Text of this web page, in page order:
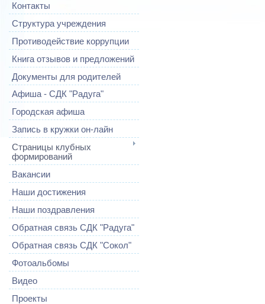
Контакты
Структура учреждения
Противодействие коррупции
Книга отзывов и предложений
Документы для родителей
Афиша - СДК "Радуга"
Городская афиша
Запись в кружки он-лайн
Страницы клубных
формирований
Вакансии
Наши достижения
Наши поздравления
Обратная связь СДК "Радуга"
Обратная связь СДК "Сокол"
Фотоальбомы
Видео
Проекты